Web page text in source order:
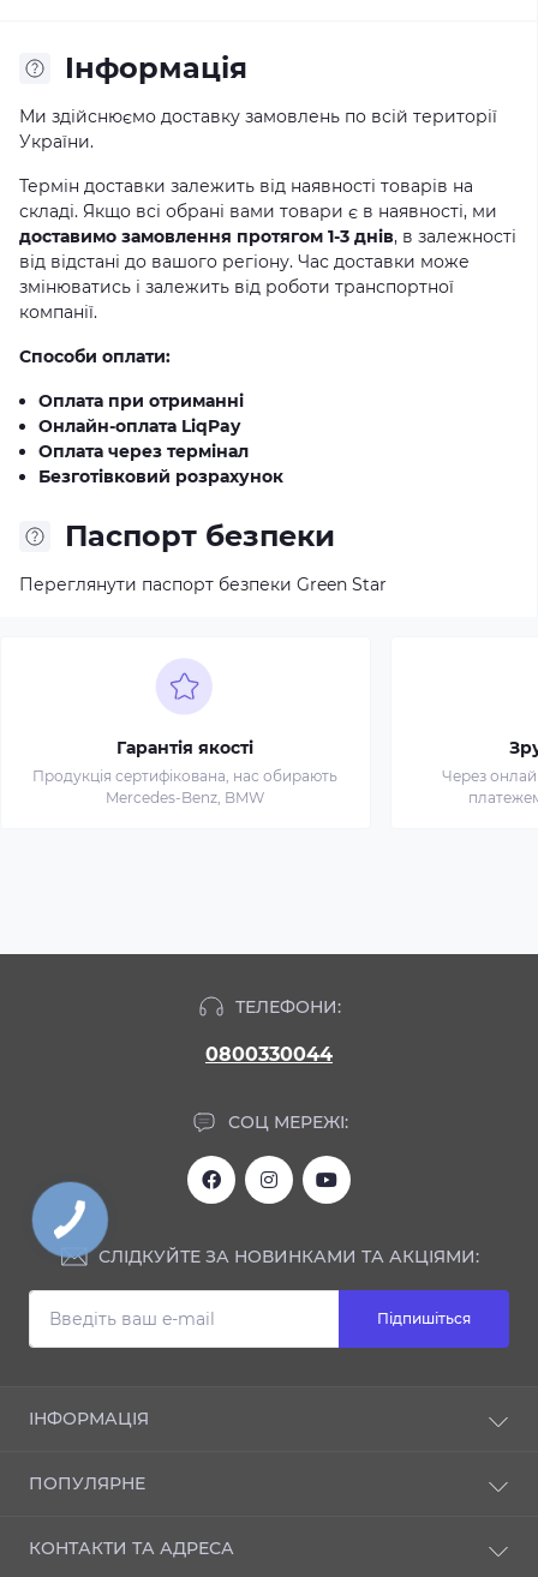
Iнформація
Ми здійснюємо доставку замовлень по всій території
України.
Термін доставки залежить від наявності товарів на
складі. Якщо всі обрані вами товари є в наявності, ми
доставимо замовлення протягом 1-3 днів, в залежності
від відстані до вашого регіону. Час доставки може
змінюватись і залежить від роботи транспортної
компанії.
Способи оплати:
Оплата при отриманні
Онлайн-оплата LiqPay
Оплата через термінал
Безготівковий розрахунок
Паспорт безпеки
Переглянути паспорт безпеки Green Star
Гарантія якості
Продукція сертифікована, нас обирають
Mercedes-Benz, BMW
Через
ТЕЛЕФОНИ:
0800330044
СОЦ МЕРЕЖІ:
СЛІДКУЙТЕ ЗА НОВИНКАМИ ТА АКЦІЯМИ:
Підпишіться
ІНФОРМАЦІЯ
Відгуки
Доставка і оплата
ПОПУЛЯРНЕ
ІНТЕР'ЄР
КОНТАКТИ ТА АДРЕСА